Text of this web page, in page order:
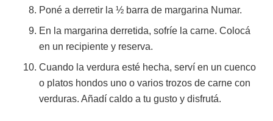
Poné a derretir la ½ barra de margarina Numar.
En la margarina derretida, sofríe la carne. Colocá
en un recipiente y reserva.
Cuando la verdura esté hecha, serví en un cuenco
o platos hondos uno o varios trozos de carne con
verduras. Añadí caldo a tu gusto y disfrutá.